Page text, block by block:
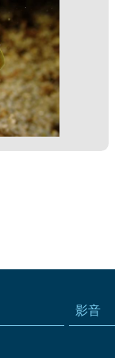
影音